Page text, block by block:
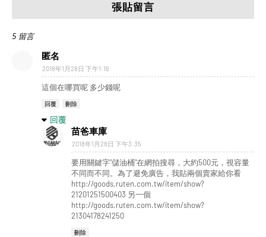
張貼留言
5 留言
匿名
2018年1月28日 下午1:16
這個在哪買呢 多少錢呢
回覆 刪除
回覆
苗爸車庫
2018年1月28日 下午3:35
要用關鍵字"儲油桶"在網拍搜尋，大約500元，視容量
不同而不同。為了避免廣告，我貼兩個賣家給你看
http://goods.ruten.com.tw/item/show?
21201251500403 另一個
http://goods.ruten.com.tw/item/show?
21304178241250
刪除